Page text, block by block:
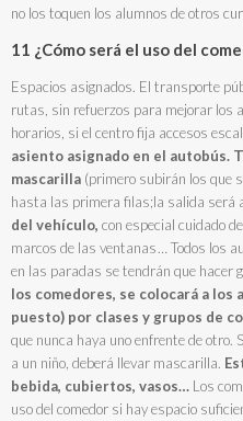
no los toquen los alumnos de otros
11 ¿Cómo será el uso del
Espacios asignados. El transporte
rutas, sin refuerzos para mejorar los
horarios, si el centro fija accesos
asiento asignado en el autobús.
mascarilla (primero subirán los que
hasta las primera filas;la salida será
del vehículo, con especial cuidado
marcos de las ventanas … Todos los
en las paradas se tendrán que hacer
los comedores, se colocará a los
puesto) por clases y grupos de
que nunca haya uno enfrente de otro.
a un niño, deberá llevar mascarilla.
bebida, cubiertos, vasos… Los
uso del comedor si hay espacio